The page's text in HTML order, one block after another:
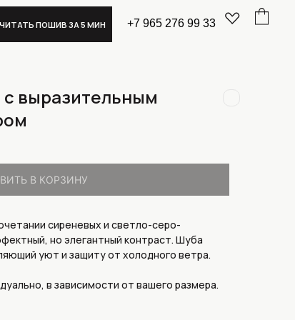
+7 965 276 99 33
МИН
выразительным
В КОРЗИНУ
сиреневых и светло-серо-
но элегантный контраст. Шуба
уют и защиту от холодного ветра.
в зависимости от вашего размера.